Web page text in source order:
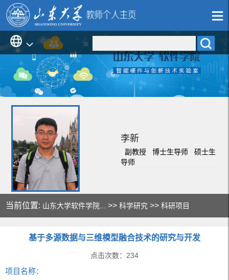
李新
副教授 博士生导师 硕士生
导师
当前位置: 山东大学软件学院... >>科学研究 >>科研项目
基于多源数据与三维模型融合技术的研究与开发
点击次数： 234
项目名称：